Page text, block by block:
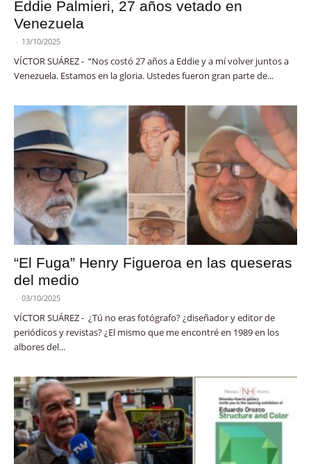
Eddie Palmieri, 27 años vetado en
Venezuela
- 13/10/2025
VÍCTOR SUÁREZ - “Nos costó 27 años a Eddie y a mí volver juntos a
Venezuela. Estamos en la gloria. Ustedes fueron gran parte de...
“El Fuga” Henry Figueroa en las queseras
del medio
- 03/10/2025
VÍCTOR SUÁREZ - ¿Tú no eras fotógrafo? ¿diseñador y editor de
periódicos y revistas? ¿El mismo que me encontré en 1989 en los
albores del...